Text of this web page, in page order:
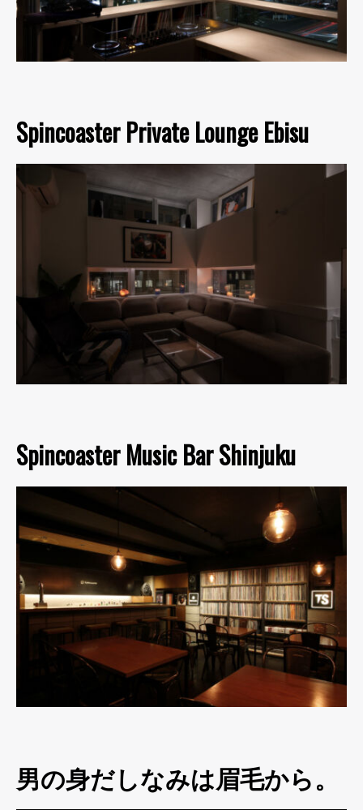
Spincoaster Private Lounge Ebisu
Spincoaster Music Bar Shinjuku
男の身だしなみは眉毛から。